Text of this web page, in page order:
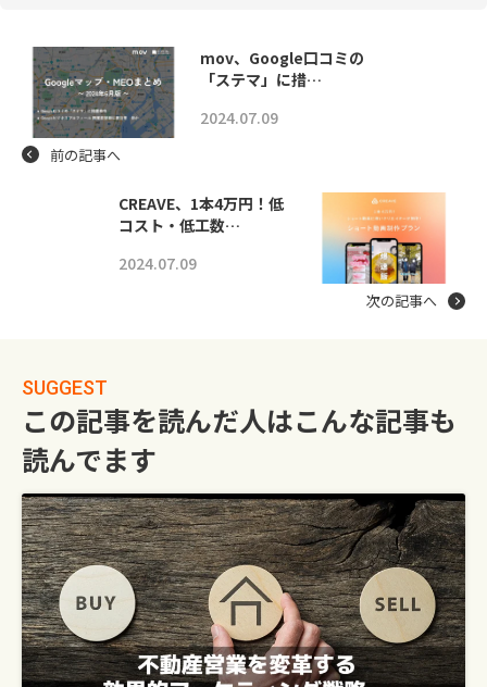
mov、Google口コミの
「ステマ」に措…
2024.07.09
前の記事へ
CREAVE、1本4万円！低
コスト・低工数…
2024.07.09
次の記事へ
SUGGEST
この記事を読んだ人はこんな記事も
読んでます